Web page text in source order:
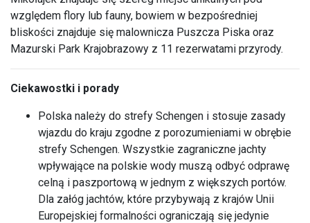
względem flory lub fauny, bowiem w bezpośredniej
bliskości znajduje się malownicza Puszcza Piska oraz
Mazurski Park Krajobrazowy z 11 rezerwatami przyrody.
Ciekawostki i porady
Polska należy do strefy Schengen i stosuje zasady
wjazdu do kraju zgodne z porozumieniami w obrębie
strefy Schengen. Wszystkie zagraniczne jachty
wpływające na polskie wody muszą odbyć odprawę
celną i paszportową w jednym z większych portów.
Dla załóg jachtów, które przybywają z krajów Unii
Europejskiej formalności ograniczają się jedynie